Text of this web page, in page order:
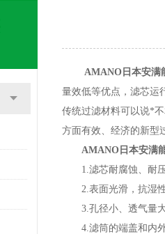
AMANO日本安满
量效低等优点，滤芯运
传统过滤材料可以说*
方面有效、经济的新型
AMANO日本安满
1.滤芯耐腐蚀、耐压
2.表面光滑，抗湿性
3.孔径小、透气量大
4.滤筒的端盖和内外